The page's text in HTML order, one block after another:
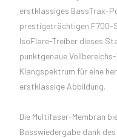
erstklassiges BassTrax-
prestigeträchtigen F700-
IsoFlare-Treiber dieses
punktgenaue
Klangspektrum für eine
erstklassige Abbildung.
Die Multifaser-Membran
Basswiedergabe dank